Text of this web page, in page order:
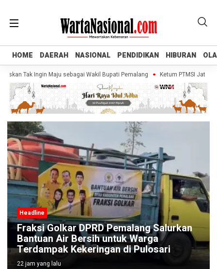
HOME DAERAH NASIONAL PENDIDIKAN HIBURAN
HOME DAERAH NASIONAL PENDIDIKAN HIBURAN
Tak Ingin Maju sebagai Wakil Bupati Pemalang Ketum PTMSI Jateng
Headline
Fraksi Golkar DPRD Pemalang Salurkan
Bantuan Air Bersih untuk Warga
Terdampak Kekeringan di Pulosari
22 jam yang lalu